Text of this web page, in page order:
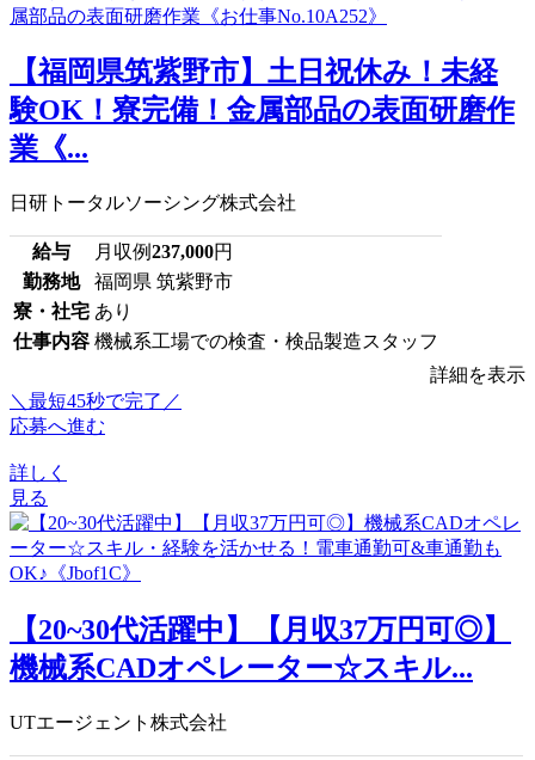
【福岡県筑紫野市】土日祝休み！未経
験OK！寮完備！金属部品の表面研磨作
業《...
日研トータルソーシング株式会社
給与 月収例237,000円
勤務地
福岡県 筑紫野市
寮・社宅 あり
仕事内容 機械系工場での検査・検品製造スタッフ
詳細を表示
＼最短45秒で完了／
応募へ進む
詳しく
見る
【20~30代活躍中】【月収37万円可◎】
機械系CADオペレーター☆スキル...
UTエージェント株式会社